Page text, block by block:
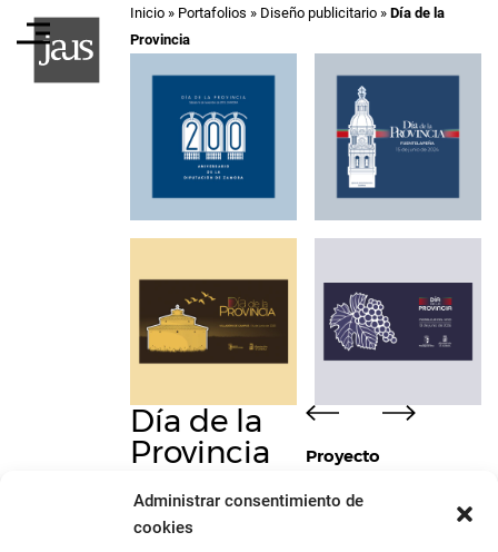
Administrar consentimiento de
cookies
Inicio» Portafolios » Diseño publicitario» Día de la
Provincia
Proyecto
diseño/publicidad
Día de la
Provincia
se celebra cada año en
una población distinta